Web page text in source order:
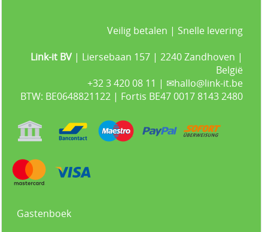
Veilig betalen | Snelle levering
Link-it BV | Liersebaan 157 | 2240 Zandhoven |
België
+32 3 420 08 11 | ✉hallo@link-it.be
BTW: BE0648821122 | Fortis BE47 0017 8143 2480
Gastenboek